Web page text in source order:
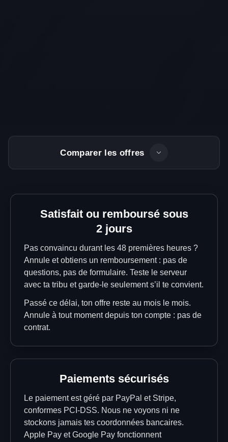
Comparer les offres
Satisfait ou remboursé sous
2 jours
Pas convaincu durant les 48 premières heures ?
Annule et obtiens un remboursement : pas de
questions, pas de formulaire. Teste le serveur
avec ta tribu et garde-le seulement s’il te convient.
Passé ce délai, ton offre reste au mois le mois.
Annule à tout moment depuis ton compte : pas de
contrat.
Paiements sécurisés
Le paiement est géré par PayPal et Stripe,
conformes PCI-DSS. Nous ne voyons ni ne
stockons jamais tes coordonnées bancaires.
Apple Pay et Google Pay fonctionnent